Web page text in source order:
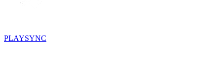
PLAYSYNC